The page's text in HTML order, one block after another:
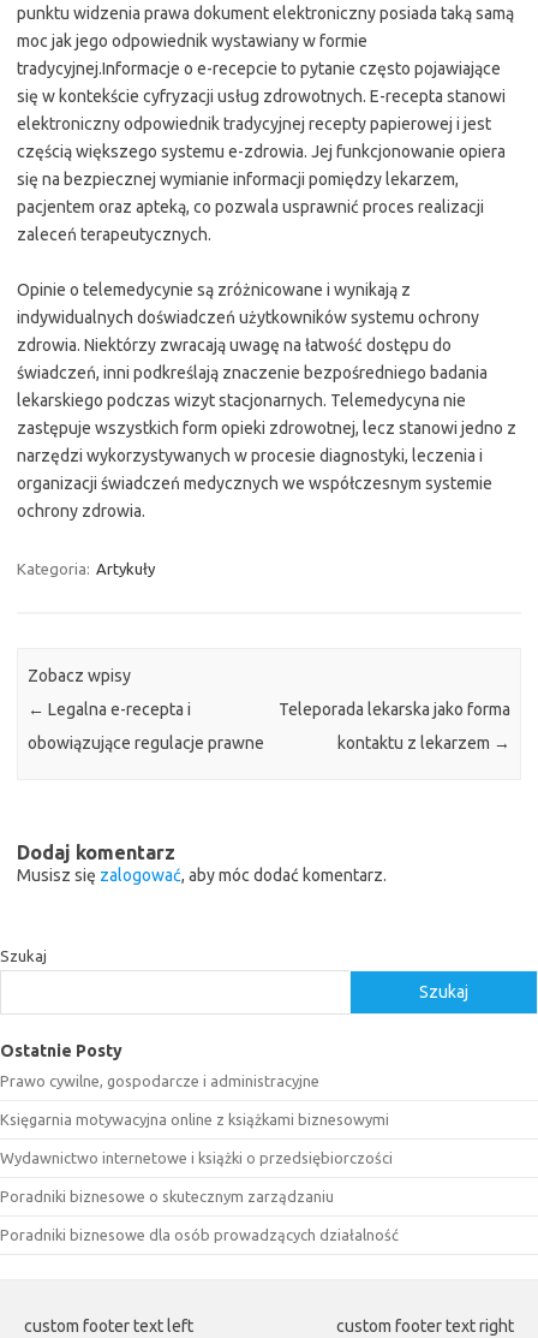
punktu widzenia prawa dokument elektroniczny posiada taką samą
moc jak jego odpowiednik wystawiany w formie
tradycyjnej.Informacje o e-recepcie to pytanie często pojawiające
się w kontekście cyfryzacji usług zdrowotnych. E-recepta stanowi
elektroniczny odpowiednik tradycyjnej recepty papierowej i jest
częścią większego systemu e-zdrowia. Jej funkcjonowanie opiera
się na bezpiecznej wymianie informacji pomiędzy lekarzem,
pacjentem oraz apteką, co pozwala usprawnić proces realizacji
zaleceń terapeutycznych.
Opinie o telemedycynie są zróżnicowane i wynikają z
indywidualnych doświadczeń użytkowników systemu ochrony
zdrowia. Niektórzy zwracają uwagę na łatwość dostępu do
świadczeń, inni podkreślają znaczenie bezpośredniego badania
lekarskiego podczas wizyt stacjonarnych. Telemedycyna nie
zastępuje wszystkich form opieki zdrowotnej, lecz stanowi jedno z
narzędzi wykorzystywanych w procesie diagnostyki, leczenia i
organizacji świadczeń medycznych we współczesnym systemie
ochrony zdrowia.
Kategoria: Artykuły
Zobacz wpisy
← Legalna e-recepta i
obowiązujące regulacje prawne
Teleporada lekarska jako forma
kontaktu z lekarzem →
Dodaj komentarz
Musisz się zalogować, aby móc dodać komentarz.
Szukaj
Szukaj
Ostatnie Posty
Prawo cywilne, gospodarcze i administracyjne
Księgarnia motywacyjna online z książkami biznesowymi
Wydawnictwo internetowe i książki o przedsiębiorczości
Poradniki biznesowe o skutecznym zarządzaniu
Poradniki biznesowe dla osób prowadzących działalność
custom footer text left custom footer text right